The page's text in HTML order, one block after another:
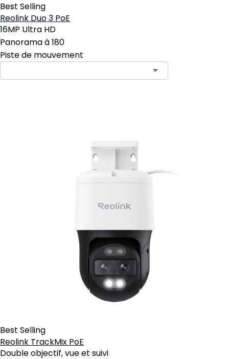
Best Selling
Reolink Duo 3 PoE
16MP Ultra HD
Panorama à 180
Piste de mouvement
Best Selling
Reolink TrackMix PoE
Double objectif, vue et suivi